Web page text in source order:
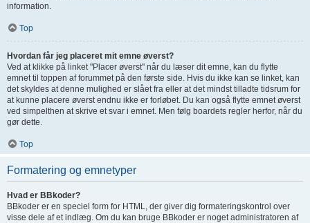
information.
Top
Hvordan får jeg placeret mit emne øverst?
Ved at klikke på linket "Placer øverst" når du læser dit emne, kan du flytte
emnet til toppen af forummet på den første side. Hvis du ikke kan se linket, kan
det skyldes at denne mulighed er slået fra eller at det mindst tilladte tidsrum for
at kunne placere øverst endnu ikke er forløbet. Du kan også flytte emnet øverst
ved simpelthen at skrive et svar i emnet. Men følg boardets regler herfor, når du
gør dette.
Top
Formatering og emnetyper
Hvad er BBkoder?
BBkoder er en speciel form for HTML, der giver dig formateringskontrol over
visse dele af et indlæg. Om du kan bruge BBkoder er noget administratoren af